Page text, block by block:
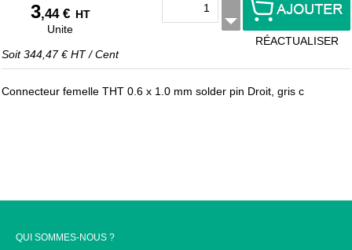
3,44 € HT
Unite
Soit344,47 € HT/Cent
RÉACTUALISER
Connecteur femelle THT 0.6 x 1.0 mm solder pin Droit, gris c
QUI SOMMES-NOUS ?